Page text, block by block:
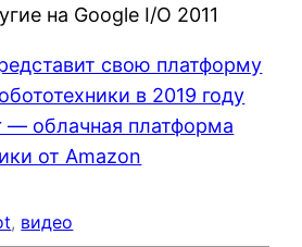
на Google I/O 2011
свою платформу
в 2019 году
— облачная платформа
от Amazon
, видео